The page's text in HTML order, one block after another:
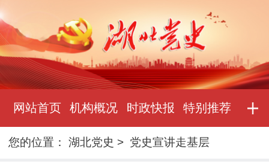
网站首页 机构概况 时政快报 特别推荐
您的位置：湖北党史 > 党史宣讲走基层